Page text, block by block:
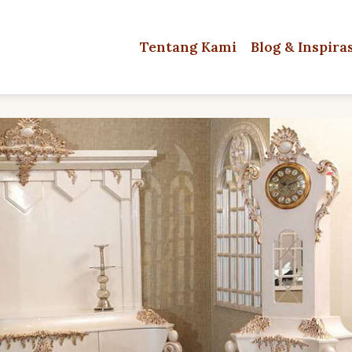
Tentang Kami Blog &